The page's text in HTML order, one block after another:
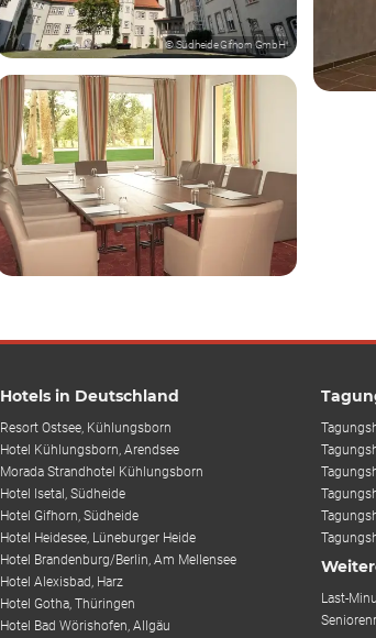
© Südheide Gifhorn GmbH
Hotels in Deutschland
Resort Ostsee, Kühlungsborn
Hotel Kühlungsborn, Arendsee
Morada Strandhotel Kühlungsborn
Hotel Isetal, Südheide
Hotel Gifhorn, Südheide
Hotel Heidesee, Lüneburger Heide
Hotel Brandenburg/Berlin, Am Mellensee
Hotel Alexisbad, Harz
Hotel Gotha, Thüringen
Hotel Bad Wörishofen, Allgäu
Last-